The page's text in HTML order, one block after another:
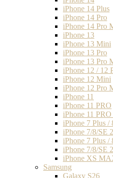
iPhone 14 Plus
iPhone 14 Pro
iPhone 14 Pro
iPhone 13
iPhone 13 Mini
iPhone 13 Pro
iPhone 13 Pro
iPhone 12 / 12
iPhone 12 Mini
iPhone 12 Pro
iPhone 11
iPhone 11 PRO
iPhone 11
iPhone 7 Plus /
iPhone 7/8/SE
iPhone 7 Plus /
iPhone 7/8/SE
iPhone XS
Samsung
Galaxy S26